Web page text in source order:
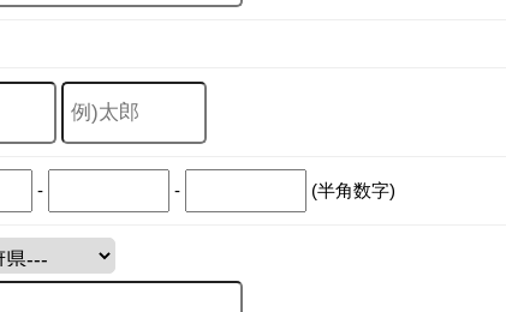
- - (半角数字)